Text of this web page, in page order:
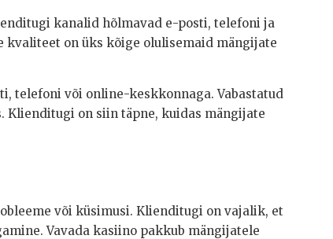
kanalid hõlmavad e-posti, telefoni ja
on üks kõige olulisemaid mängijate
telefoni või online-keskkonnaga. Vabastatud
Klienditugi on siin täpne, kuidas mängijate
või küsimusi. Klienditugi on vajalik, et
Vavada kasiino pakkub mängijatele